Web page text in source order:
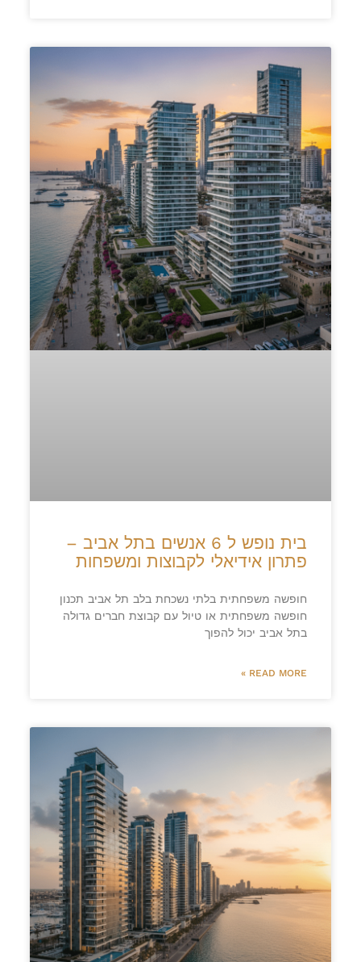
בית נופש ל 6 אנשים בתל אביב –
פתרון אידיאלי לקבוצות ומשפחות
חופשה משפחתית בלתי נשכחת בלב תל אביב תכנון
חופשה משפחתית או טיול עם קבוצת חברים גדולה
בתל אביב יכול להפוך
READ MORE »